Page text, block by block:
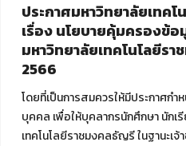
ประกาศมหาวิทยาลัยเทค
เรื่อง นโยบายคุ้มครองข้
มหาวิทยาลัยเทคโนโลยีร
2566
โดยที่เป็นการสมควรให้มีประกาศก
บุคคล เพื่อให้บุคลากรนักศึกษา นักเ
เทคโนโลยีราชมงคลธัญรี ในฐานะเ
บริการอื่นๆ ของ สวส.
ศูนย์สื่อดิจิทัล
ศูนย์นวัตกรรมและความรู้
สมัยใหม่ (MoSeC)